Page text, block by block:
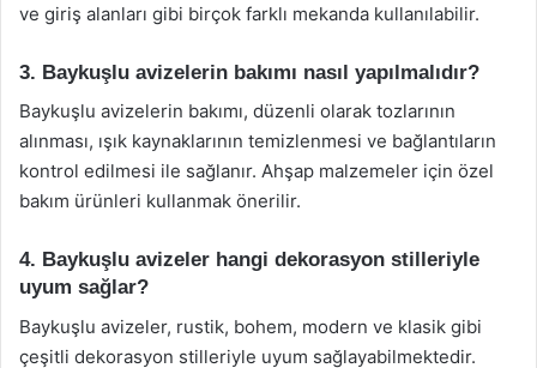
ve giriş alanları gibi birçok farklı mekanda kullanılabilir.
3. Baykuşlu avizelerin bakımı nasıl yapılmalıdır?
Baykuşlu avizelerin bakımı, düzenli olarak tozlarının
alınması, ışık kaynaklarının temizlenmesi ve bağlantıların
kontrol edilmesi ile sağlanır. Ahşap malzemeler için özel
bakım ürünleri kullanmak önerilir.
4. Baykuşlu avizeler hangi dekorasyon stilleriyle
uyum sağlar?
Baykuşlu avizeler, rustik, bohem, modern ve klasik gibi
çeşitli dekorasyon stilleriyle uyum sağlayabilmektedir.